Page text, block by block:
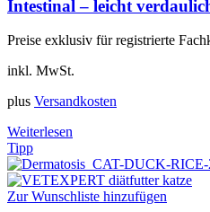
Intestinal – leicht
Preise exklusiv für registrierte
inkl. MwSt.
plus Versandkosten
Weiterlesen
Tipp
Zur Wunschliste hinzufügen